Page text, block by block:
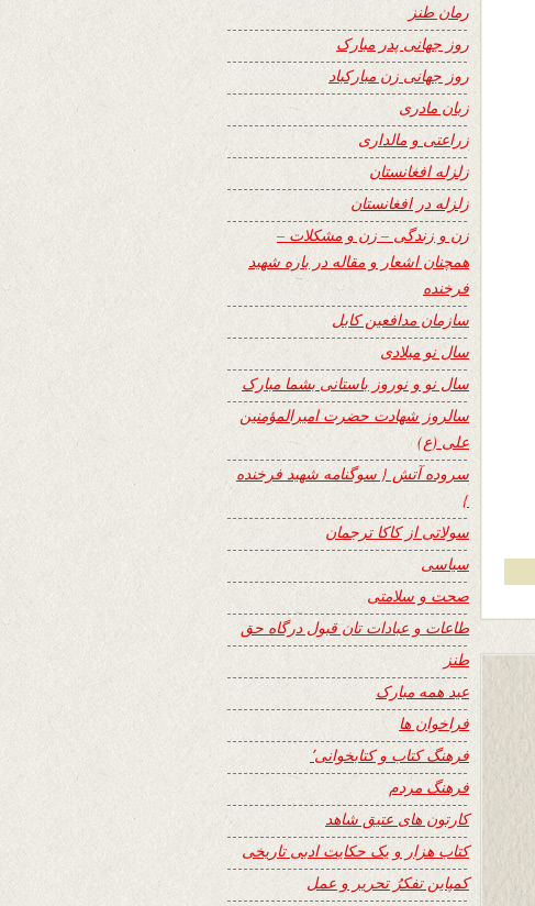
رمان طنز
روز جهانی پدر مبارک
روز جهانی زن مبارکباد
زبان مادری
زراعتی و مالداری
زلزله افغانستان
زلزله در افغانستان
زن و زندگی – زن و مشکلات –
همچنان اشعار و مقاله در باره شهید
فرخنده
سازمان مدافعین کابل
سال نو میلادی
سال نو و نوروز باستانی بشما مبارک
سالروز شهادت حضرت امیرالمؤمنین
علی (ع)
سروده آتش { سوگنامه شهید فرخنده
}
سولاتی از کاکا ترجمان
سیاسی
صحت و سلامتی
طاعات و عبادات تان قبول درگاه حق
طنز
عید همه مبارک
فراخوان ها
فرهنگ کتاب و کتابخوانی٬
فرهنگ مردم
کارتون های عتیق شاهد
کتاب هزار و یک حکایت ادبی تاریخی
کمپاین تفکرُ تحریر و عمل